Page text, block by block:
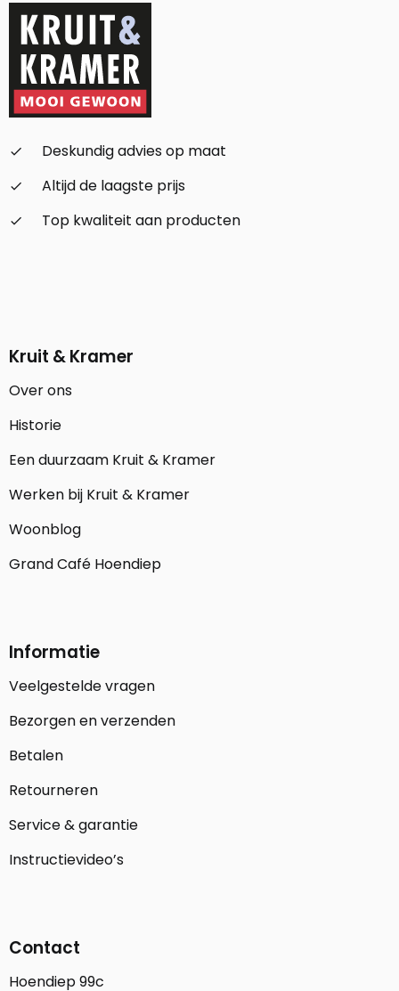
check_small
Deskundig advies op maat
check_small
Altijd de laagste prijs
check_small
Top kwaliteit aan producten
Kruit & Kramer
Over ons
Historie
Een duurzaam Kruit & Kramer
Werken bij Kruit & Kramer
Woonblog
Grand Café Hoendiep
Informatie
Veelgestelde vragen
Bezorgen en verzenden
Betalen
Retourneren
Service & garantie
Instructievideo’s
Contact
Hoendiep 99c